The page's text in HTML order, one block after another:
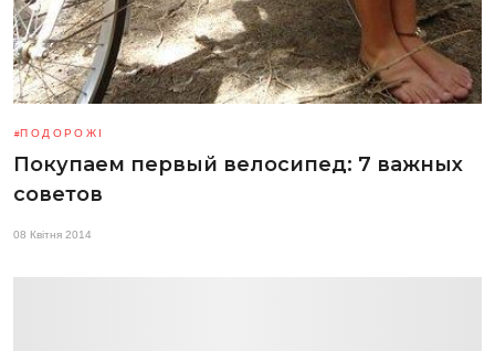
ПОДОРОЖІ
Покупаем первый велосипед: 7 важных
советов
08 Квітня 2014